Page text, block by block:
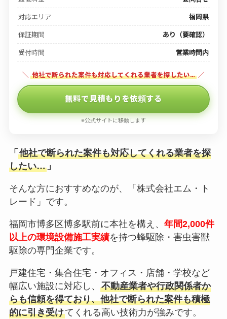
対応エリア 福岡県
保証期間 あり（要確認）
受付時間 営業時間内
＼ 他社で断られた案件も対応してくれる業者を探したい… ／
無料で見積もりを依頼する
※公式サイトに移動します
「 他社で断られた案件も対応してくれる業者を探
したい…」
そんな方におすすめなのが、「株式会社エム・ト
レード」です。
福岡市博多区博多駅前に本社を構え、 年間2,000件
以上の環境設備施工実績を持つ蜂駆除・害虫害獣
駆除の専門企業です。
戸建住宅・集合住宅・オフィス・店舗・学校など
幅広い施設に対応し、 不動産業者や行政関係者か
らも信頼を得ており、他社で断られた案件も積極
的に引き受けてくれる高い技術力が強みです。